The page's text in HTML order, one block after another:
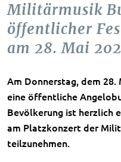
Militärmusik
öffentlicher
am 28. Mai
Am Donnerstag, dem
eine öffentliche
Bevölkerung ist herzlich
am Platzkonzert der
teilzunehmen.